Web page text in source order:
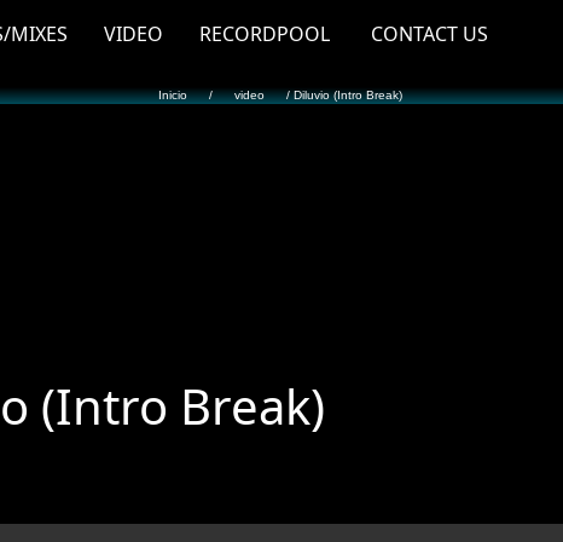
MIXES VIDEO RECORDPOOL CONTACT US
Inicio / video / Diluvio (Intro Break)
(Intro Break)